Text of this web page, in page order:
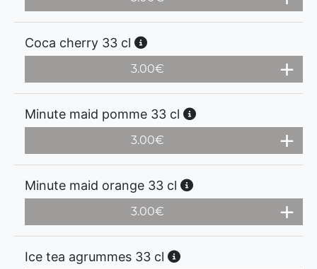
Coca cherry 33 cl
3.00€
Minute maid pomme 33 cl
3.00€
Minute maid orange 33 cl
3.00€
Ice tea agrummes 33 cl